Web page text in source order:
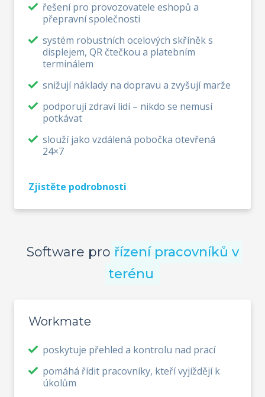
řešení pro provozovatele eshopů a
přepravní společnosti
systém robustních ocelových skříněk s
displejem, QR čtečkou a platebním
terminálem
snižují náklady na dopravu a zvyšují marže
podporují zdraví lidí – nikdo se nemusí
potkávat
slouží jako vzdálená pobočka otevřená
24×7
Zjistěte podrobnosti
Software pro řízení pracovníků v
terénu
Workmate
poskytuje přehled a kontrolu nad prací
pomáhá řídit pracovníky, kteří vyjíždějí k
úkolům